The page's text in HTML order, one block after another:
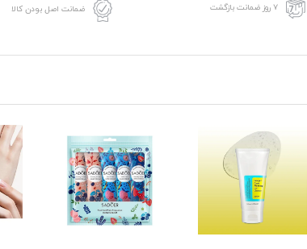
۷ روز ضمانت بازگشت ضمانت اصل بودن کالا